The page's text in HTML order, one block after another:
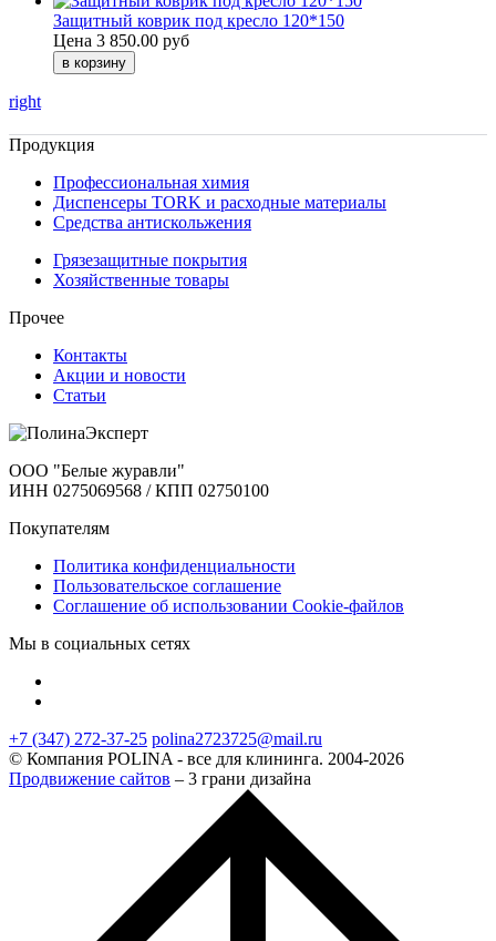
Защитный коврик под кресло 120*150
Цена 3 850.00 руб
right
Продукция
Профессиональная химия
Диспенсеры TORK и расходные материалы
Cредства антискольжения
Грязезащитные покрытия
Хозяйственные товары
Прочее
Контакты
Акции и новости
Статьи
ООО "Белые журавли"
ИНН 0275069568 / КПП 02750100
Покупателям
Политика конфиденциальности
Пользовательское соглашение
Соглашение об использовании Cookie-файлов
Мы в социальных сетях
+7 (347) 272-37-25 polina2723725@mail.ru
© Компания POLINA - все для клининга. 2004-2026
Продвижение сайтов – 3 грани дизайна